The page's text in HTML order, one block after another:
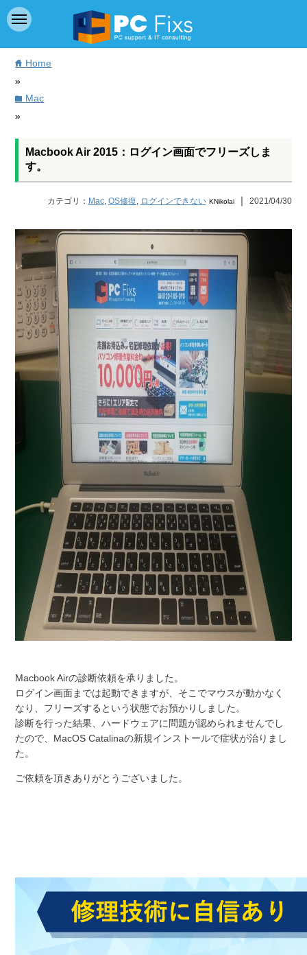
home Home
»
folder Mac
»
Macbook Air 2015：ログイン画面でフリーズしま
す。
カテゴリ： Mac, OS修復, ログインできない KNikolai｜ 2021/04/30
Macbook Airの診断依頼を承りました。
ログイン画面までは起動できますが、そこでマウスが動かなく
なり、フリーズするという状態でお預かりしました。
診断を行った結果、ハードウェアに問題が認められませんでし
たので、MacOS Catalinaの新規インストールで症状が治りまし
た。
ご依頼を頂きありがとうございました。